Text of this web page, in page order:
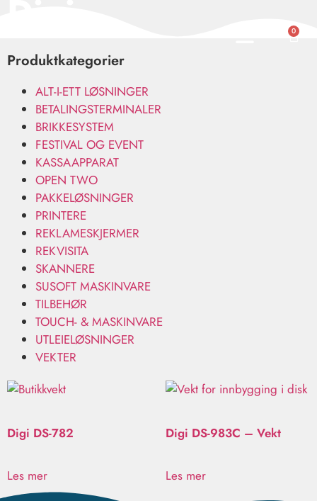
0
Produktkategorier
ALT-I-ETT LØSNINGER
BETALINGSTERMINALER
BRIKKESYSTEM
FESTIVAL OG EVENT
KASSAAPPARAT
OPEN TWO
PAKKELØSNINGER
PRINTERE
REKLAMESKJERMER
REKVISITA
SKANNERE
SUSOFT MASKINVARE
TILBEHØR
TOUCH- & MASKINVARE
UTLEIELØSNINGER
VEKTER
Digi DS-782
Les mer
Digi DS-983C – Vekt
Les mer